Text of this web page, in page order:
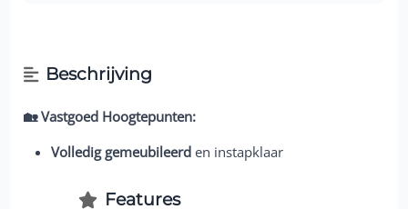
Beschrijving
🏡 Vastgoed Hoogtepunten:
Volledig gemeubileerd en instapklaar
Features